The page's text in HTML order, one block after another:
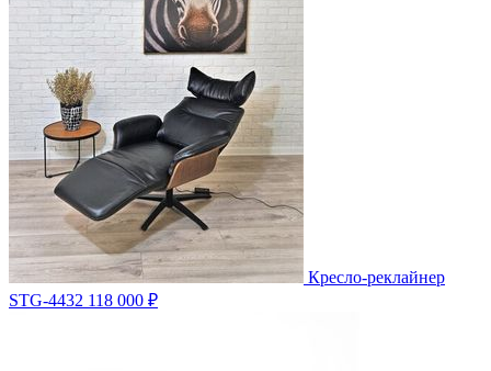
Кресло-реклайнер
STG-4432 118 000 ₽